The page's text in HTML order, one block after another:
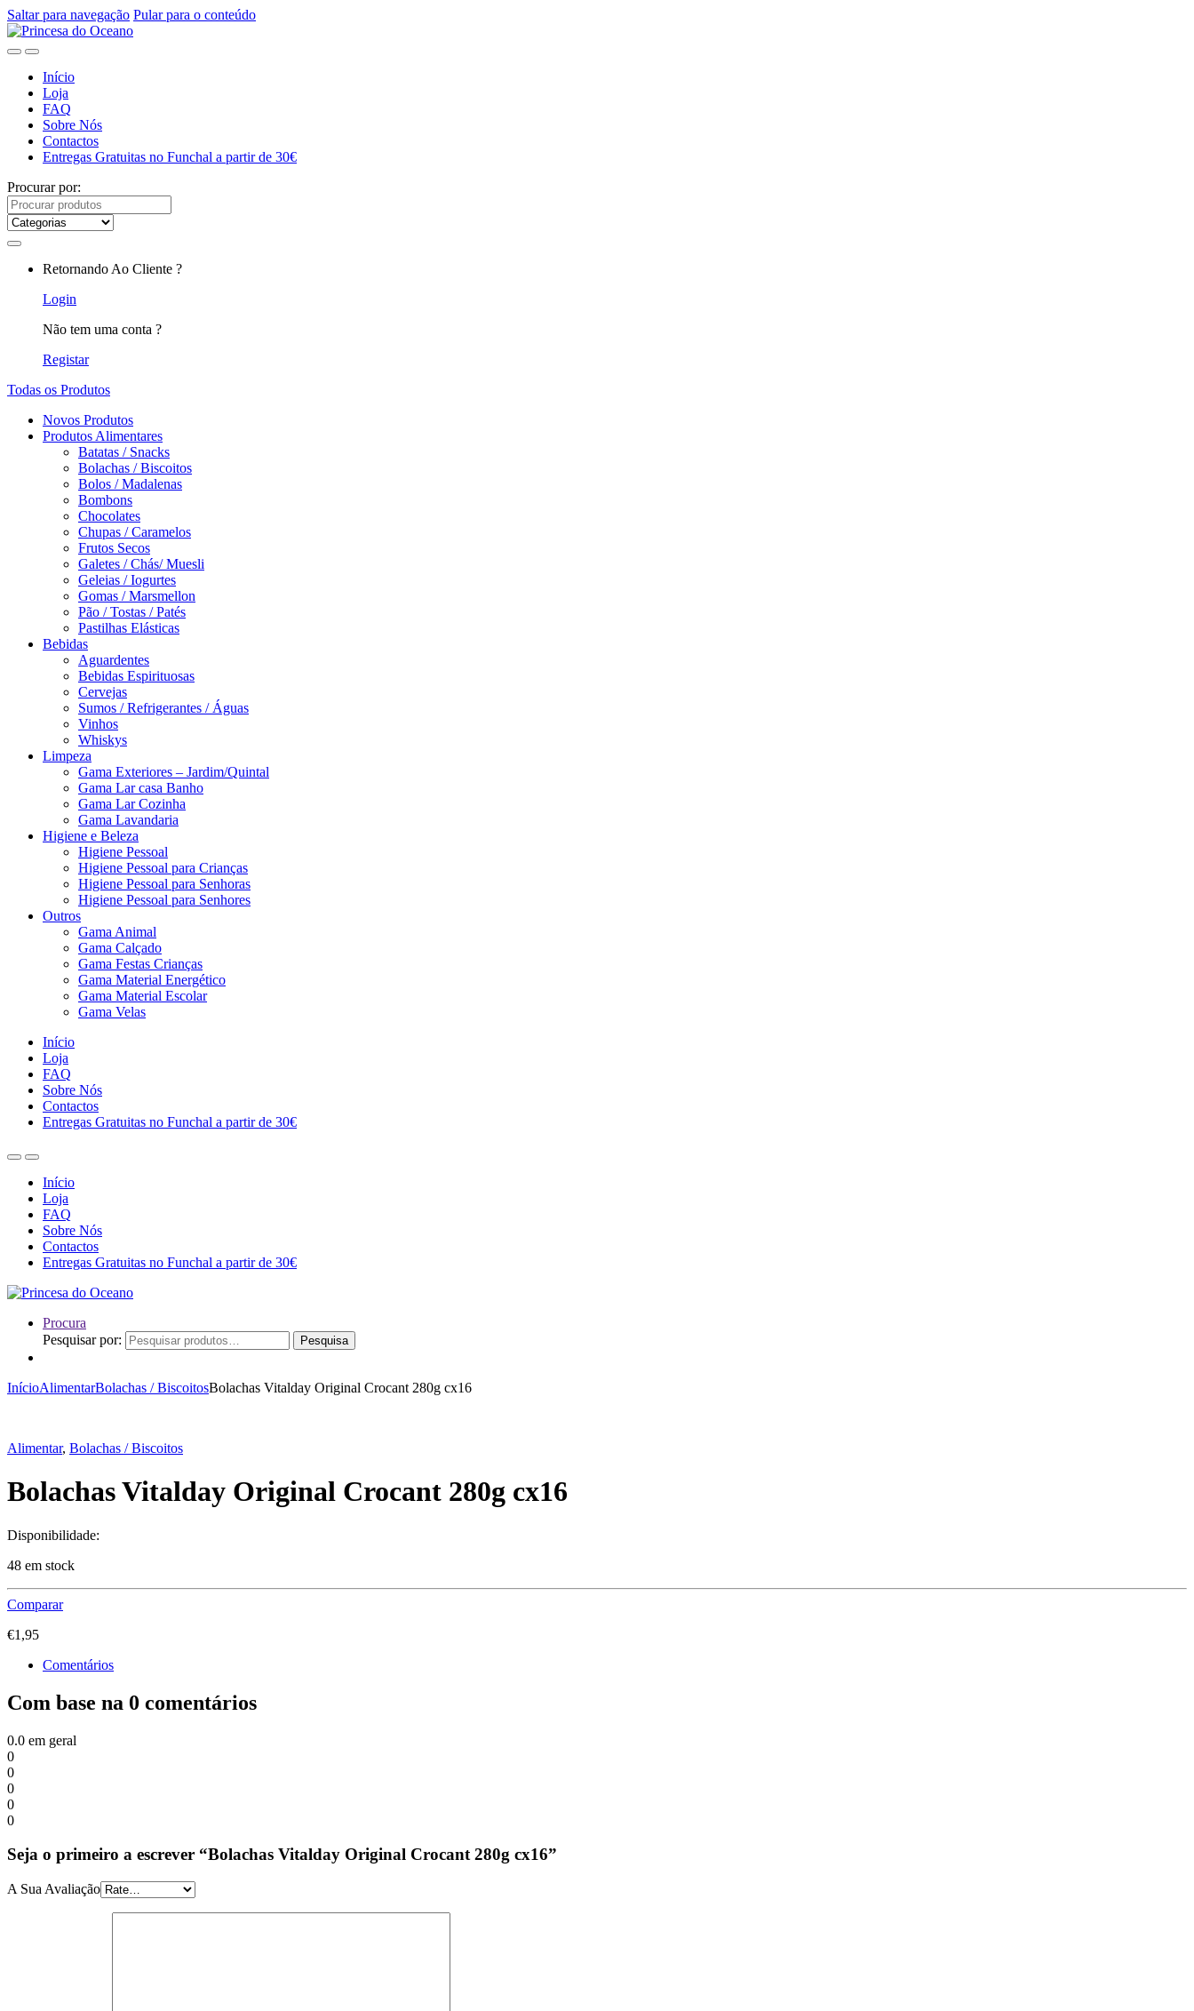
Saltar para navegação Pular para o conteúdo
Início
Loja
FAQ
Sobre Nós
Contactos
Entregas Gratuitas no Funchal a partir de 30€
Procurar por:
Retornando Ao Cliente ?
Login
Não tem uma conta ?
Registar
Todas os Produtos
Novos Produtos
Produtos Alimentares
Batatas / Snacks
Bolachas / Biscoitos
Bolos / Madalenas
Bombons
Chocolates
Chupas / Caramelos
Frutos Secos
Galetes / Chás/ Muesli
Geleias / Iogurtes
Gomas / Marsmellon
Pão / Tostas / Patés
Pastilhas Elásticas
Bebidas
Aguardentes
Bebidas Espirituosas
Cervejas
Sumos / Refrigerantes / Águas
Vinhos
Whiskys
Limpeza
Gama Exteriores – Jardim/Quintal
Gama Lar casa Banho
Gama Lar Cozinha
Gama Lavandaria
Higiene e Beleza
Higiene Pessoal
Higiene Pessoal para Crianças
Higiene Pessoal para Senhoras
Higiene Pessoal para Senhores
Outros
Gama Animal
Gama Calçado
Gama Festas Crianças
Gama Material Energético
Gama Material Escolar
Gama Velas
Início
Loja
FAQ
Sobre Nós
Contactos
Entregas Gratuitas no Funchal a partir de 30€
Início
Loja
FAQ
Sobre Nós
Contactos
Entregas Gratuitas no Funchal a partir de 30€
Procura
Pesquisar por:
Pesquisa
InícioAlimentarBolachas / BiscoitosBolachas Vitalday Original Crocant 280g cx16
Alimentar, Bolachas / Biscoitos
Bolachas Vitalday Original Crocant 280g cx16
Disponibilidade:
48 em stock
Comparar
€1,95
Comentários
Com base na 0 comentários
0.0 em geral
0
0
0
0
0
Seja o primeiro a escrever “Bolachas Vitalday Original Crocant 280g cx16”
A Sua Avaliação